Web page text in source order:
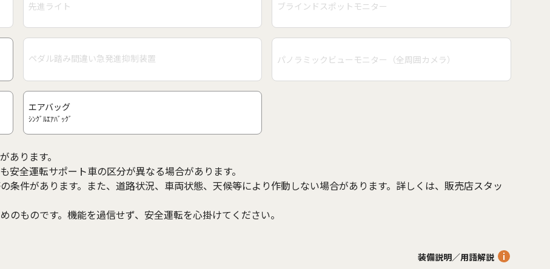
先進ライト ブラインドスポットモニター
ペダル踏み間違い急発進抑制装置 パノラミックビューモニター（全周囲カメラ）
エアバッグ
ｼﾝｸﾞﾙｴｱﾊﾞｯｸﾞ
あります。
全運転サポート車の区分が異なる場合があります。
条件があります。また、道路状況、車両状態、天候等により作動しない場合があります。詳しくは、販売店スタッ
ものです。機能を過信せず、安全運転を心掛けてください。
装備説明／用語解説